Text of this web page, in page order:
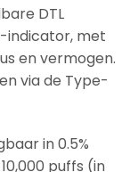
DTL
indicator, met
en vermogen.
via de Type-
in 0.5%
puffs (in